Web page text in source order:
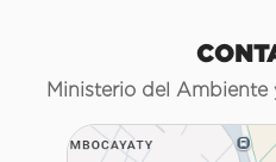
Ministerio del Ambiente